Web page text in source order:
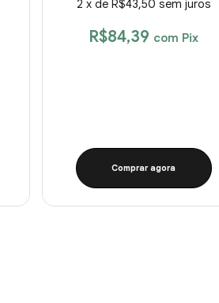
R$84,39 com Pix
2 x de R$43,50 sem juros
Comprar agora